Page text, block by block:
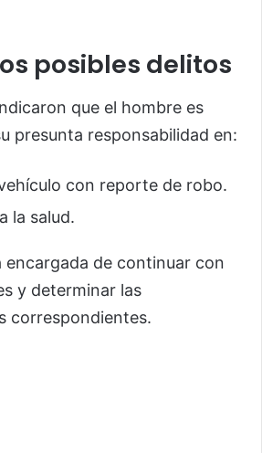
posibles delitos
que el hombre es
presunta responsabilidad en:
con reporte de robo.
la salud.
encargada de continuar con
y determinar las
correspondientes.